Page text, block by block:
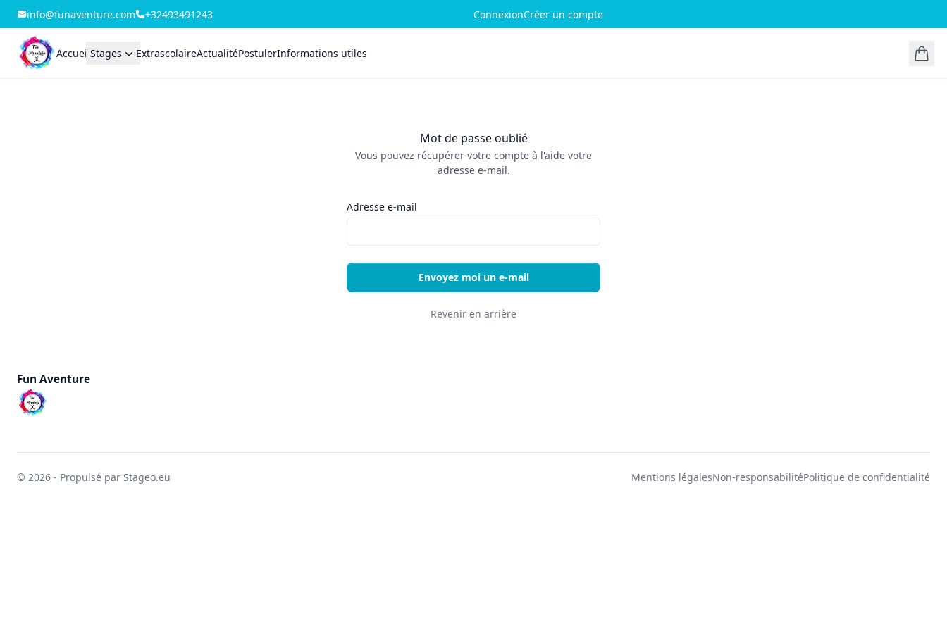
info@funaventure.com +32493491243 ConnexionCréer un compte
Accueil Stages ExtrascolaireActualitéPostulerInformations utiles
Mot de passe oublié
Vous pouvez récupérer votre compte à l'aide votre
adresse e-mail.
Adresse e-mail
Envoyez moi un e-mail
Revenir en arrière
Fun Aventure
© 2026 - Propulsé par Stageo.eu Mentions légalesNon-responsabilitéPolitique de confidentialité